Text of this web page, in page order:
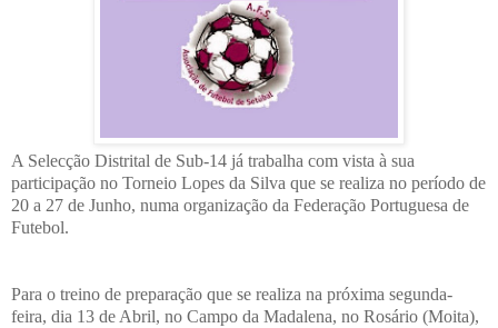
A Selecção Distrital de Sub-14 já trabalha com vista à sua
participação no Torneio Lopes da Silva que se realiza no período de
20 a 27 de Junho, numa organização da Federação Portuguesa de
Futebol.
Para o treino de preparação que se realiza na próxima segunda-
feira, dia 13 de Abril, no Campo da Madalena, no Rosário (Moita),